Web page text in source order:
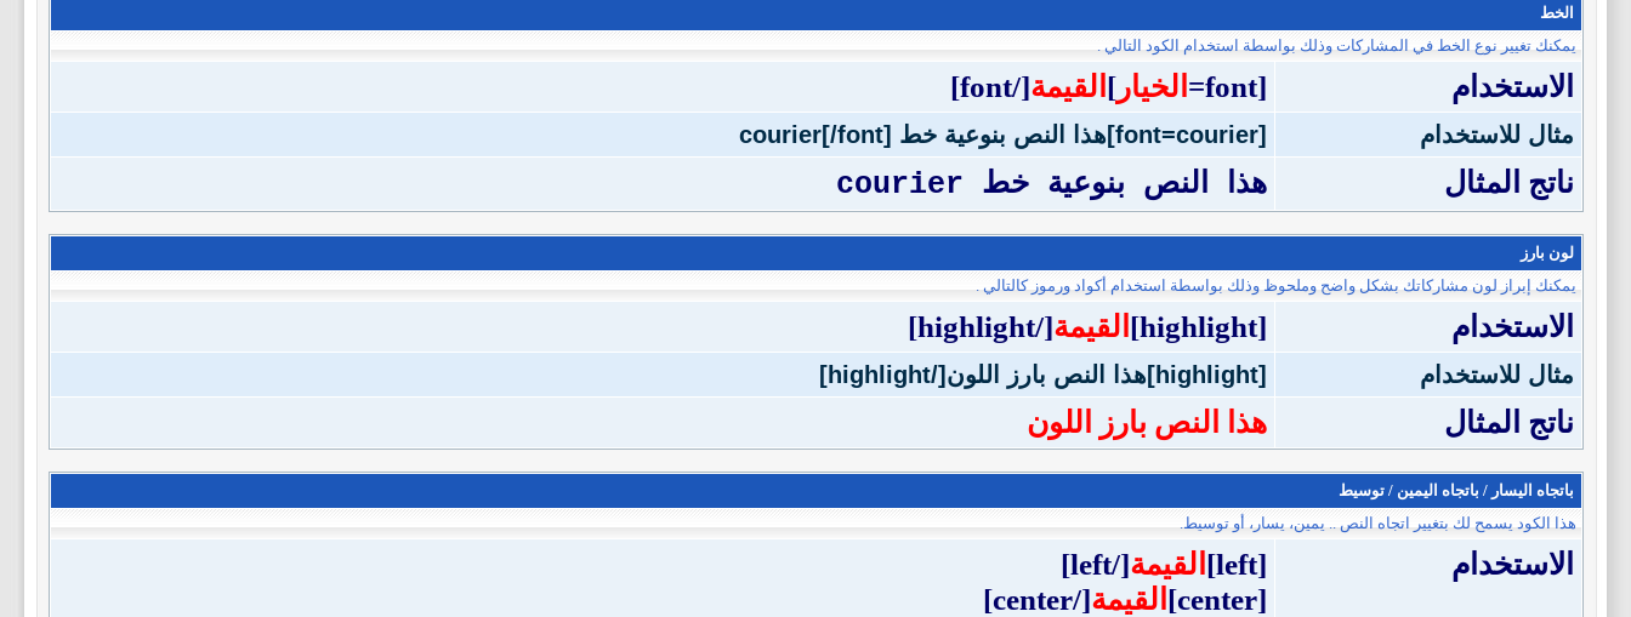
الخط
يمكنك تغيير نوع الخط في المشاركات وذلك بواسطة استخدام الكود التالي .
الاستخدام [font= الخيار ] القيمة[/font]
مثال للاستخدام [font=courier]هذا النص بنوعية خط courier[/font]
ناتج المثال هذا النص بنوعية خط courier
لون بارز
يمكنك إبراز لون مشاركاتك بشكل واضح وملحوظ وذلك بواسطة استخدام أكواد ورموز كالتالي .
الاستخدام [highlight] القيمة[/highlight]
مثال للاستخدام [highlight]هذا النص بارز اللون[/highlight]
ناتج المثال هذا النص بارز اللون
باتجاه اليسار / باتجاه اليمين / توسيط
هذا الكود يسمح لك بتغيير اتجاه النص .. يمين، يسار، أو توسيط.
الاستخدام [left] القيمة[/left]
[center]
القيمة[/center]